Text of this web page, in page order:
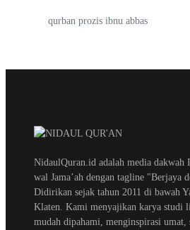
qurban prozis ibnu abbas
NidaulQuran.id adalah media dakwah
wal Jama’ah dengan tagline "Berjaya
Didirikan sejak tahun 2011 di bawah
Klaten. Kami menyajikan karya studi
mudah dipahami, menginspirasi umat,